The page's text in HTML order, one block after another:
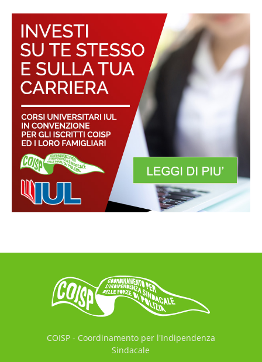
COISP - Coordinamento per l'Indipendenza
Sindacale